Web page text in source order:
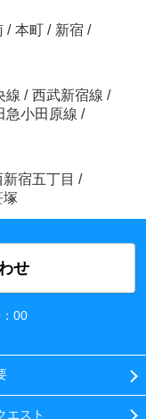
/ 本町 / 新宿 /
線 / 西武新宿線 /
急小田原線 /
新宿五丁目 /
塚
せ
00
エスト